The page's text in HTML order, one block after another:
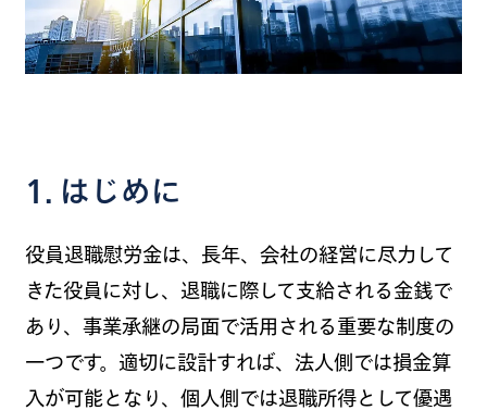
1. はじめに
役員退職慰労金は、長年、会社の経営に尽力して
きた役員に対し、退職に際して支給される金銭で
あり、事業承継の局面で活用される重要な制度の
一つです。適切に設計すれば、法人側では損金算
入が可能となり、個人側では退職所得として優遇